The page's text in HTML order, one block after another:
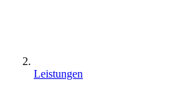
Leistungen